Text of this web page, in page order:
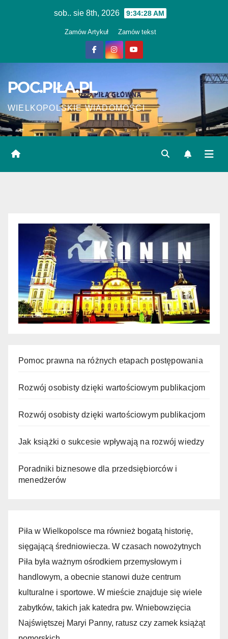
sob.. sie 8th, 2026 9:34:28 AM
Zamów Artykuł Zamów tekst
POC.PIŁA.PL
WIELKOPOLSKIE WIADOMOŚCI
Pomoc prawna na różnych etapach postępowania
Rozwój osobisty dzięki wartościowym publikacjom
Rozwój osobisty dzięki wartościowym publikacjom
Jak książki o sukcesie wpływają na rozwój wiedzy
Poradniki biznesowe dla przedsiębiorców i
menedżerów
Piła w Wielkopolsce ma również bogatą historię,
sięgającą średniowiecza. W czasach nowożytnych
Piła była ważnym ośrodkiem przemysłowym i
handlowym, a obecnie stanowi duże centrum
kulturalne i sportowe. W mieście znajduje się wiele
zabytków, takich jak katedra pw. Wniebowzięcia
Najświętszej Maryi Panny, ratusz czy zamek książąt